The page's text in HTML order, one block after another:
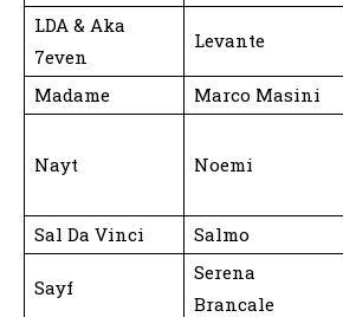
LDA & Aka
7even
Levante
Madame Marco Masini
Nayt Noemi
Sal Da Vinci
Salmo
Sayf
Serena
Brancale